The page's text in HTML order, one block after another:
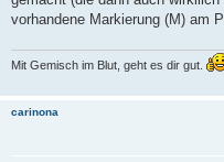
r
a
vorhandene Markierung (M) am
Mit Gemisch im Blut, geht es dir gut.
carinona